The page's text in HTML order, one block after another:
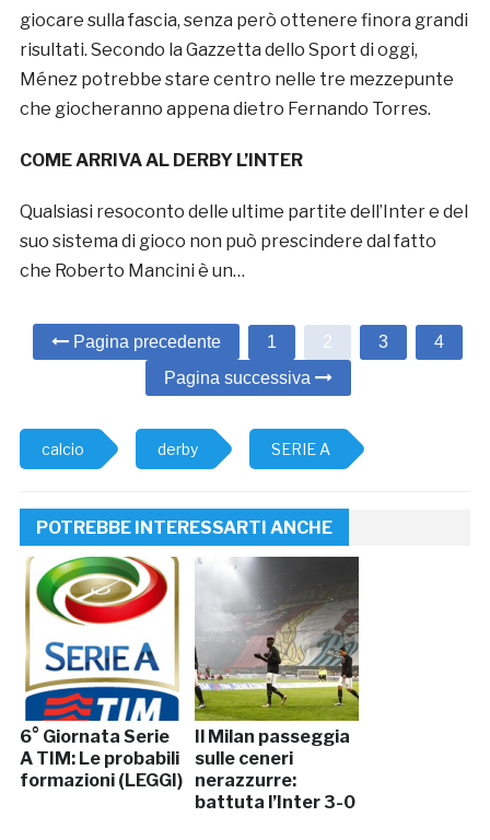
giocare sulla fascia, senza però ottenere finora grandi
risultati. Secondo la Gazzetta dello Sport di oggi,
Ménez potrebbe stare centro nelle tre mezzepunte
che giocheranno appena dietro Fernando Torres.
COME ARRIVA AL DERBY L’INTER
Qualsiasi resoconto delle ultime partite dell’Inter e del
suo sistema di gioco non può prescindere dal fatto
che Roberto Mancini è un…
Pagina precedente 1 2 3
4
Pagina successiva
calcio derby SERIE A
POTREBBE INTERESSARTI ANCHE
6° Giornata Serie
A TIM: Le probabili
formazioni (LEGGI)
Il Milan passeggia
sulle ceneri
nerazzurre:
battuta l’Inter 3-0